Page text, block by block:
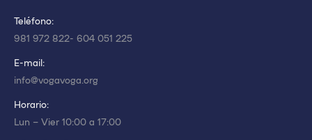
Teléfono:
981 972 822- 604 051 225
E-mail:
info@vogavoga.org
Horario:
Lun – Vier 10:00 a 17:00